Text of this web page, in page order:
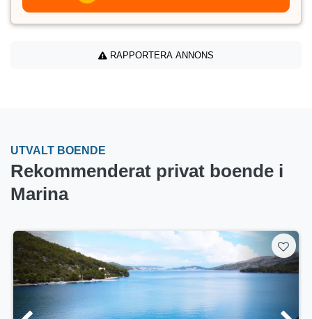
RAPPORTERA ANNONS
UTVALT BOENDE
Rekommenderat privat boende i
Marina